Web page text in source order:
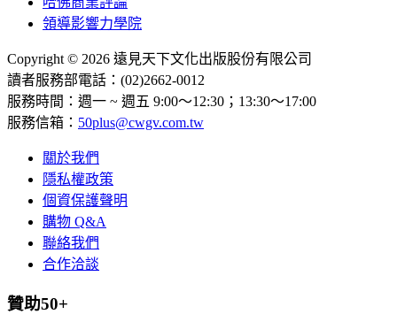
領導影響力學院
Copyright © 2026 遠見天下文化出版股份有限公司
讀者服務部電話：(02)2662-0012
服務時間：週一 ~ 週五 9:00～12:30；13:30～17:00
服務信箱： 50plus@cwgv.com.tw
關於我們
隱私權政策
個資保護聲明
購物 Q&A
聯絡我們
合作洽談
贊助50+